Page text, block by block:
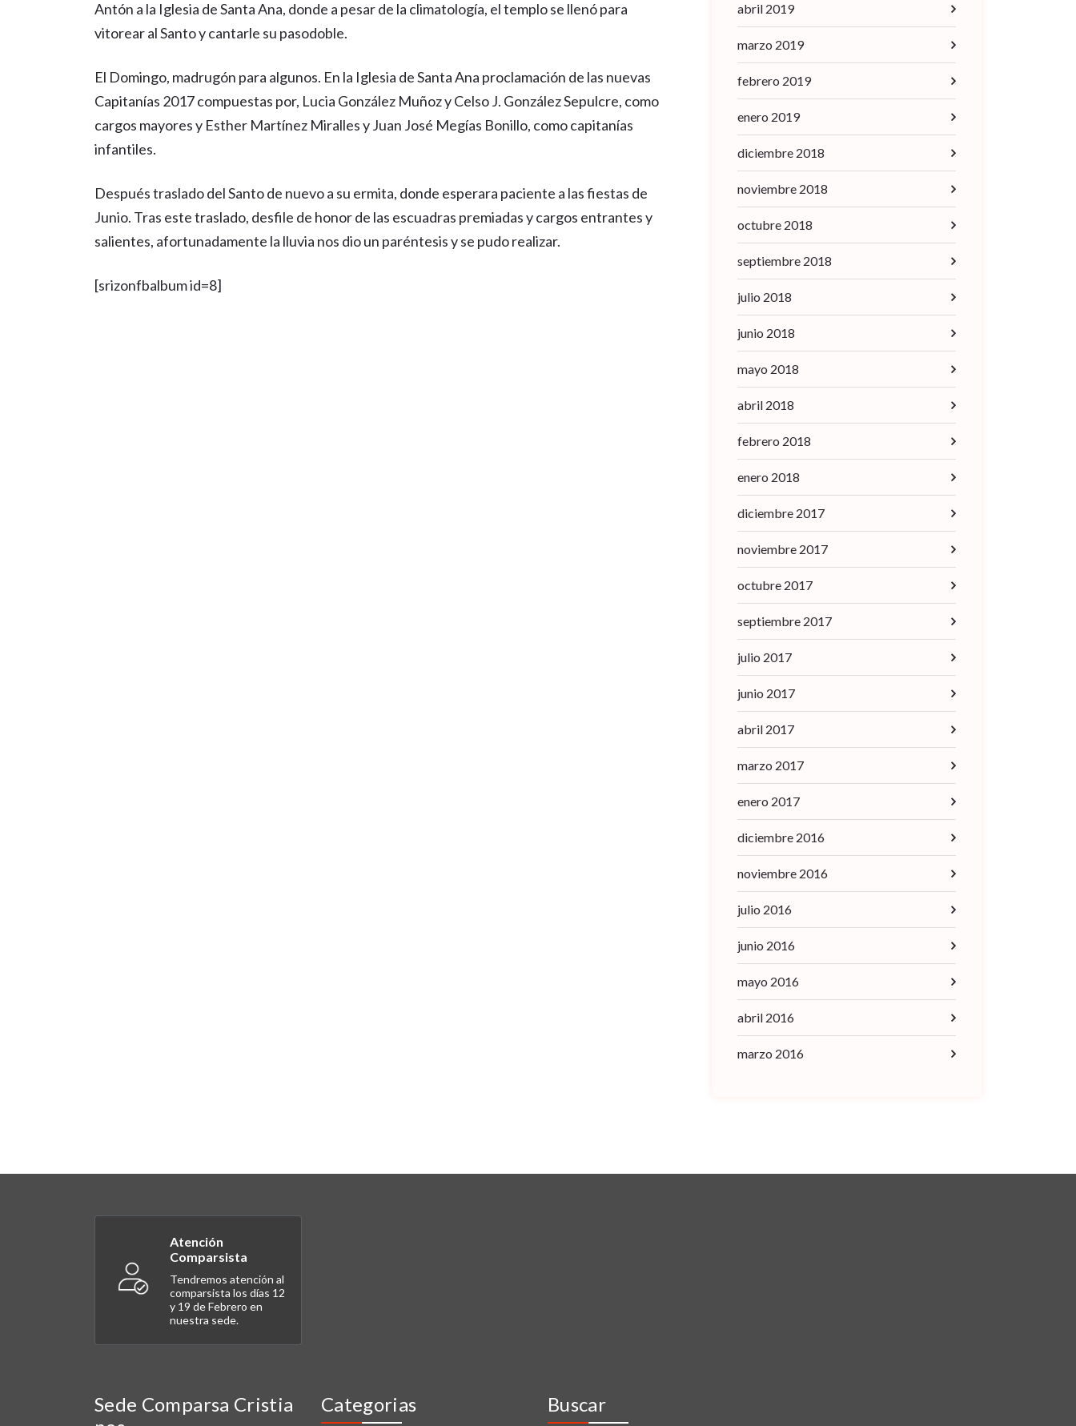
Antón a la Iglesia de Santa Ana, donde a pesar de la climatología, el templo se llenó para
vitorear al Santo y cantarle su pasodoble.
El Domingo, madrugón para algunos. En la Iglesia de Santa Ana proclamación de las nuevas
Capitanías 2017 compuestas por, Lucia González Muñoz y Celso J. González Sepulcre, como
cargos mayores y Esther Martínez Miralles y Juan José Megías Bonillo, como capitanías
infantiles.
Después traslado del Santo de nuevo a su ermita, donde esperara paciente a las fiestas de
Junio. Tras este traslado, desfile de honor de las escuadras premiadas y cargos entrantes y
salientes, afortunadamente la lluvia nos dio un paréntesis y se pudo realizar.
[srizonfbalbum id=8]
abril 2019
marzo 2019
febrero 2019
enero 2019
diciembre 2018
noviembre 2018
octubre 2018
septiembre 2018
julio 2018
junio 2018
mayo 2018
abril 2018
febrero 2018
enero 2018
diciembre 2017
noviembre 2017
octubre 2017
septiembre 2017
julio 2017
junio 2017
abril 2017
marzo 2017
enero 2017
diciembre 2016
noviembre 2016
julio 2016
junio 2016
mayo 2016
abril 2016
marzo 2016
Atención
Comparsista
Tendremos atención al
comparsista los días 12
y 19 de Febrero en
nuestra sede.
Sede Comparsa Cristia
Categorias Buscar